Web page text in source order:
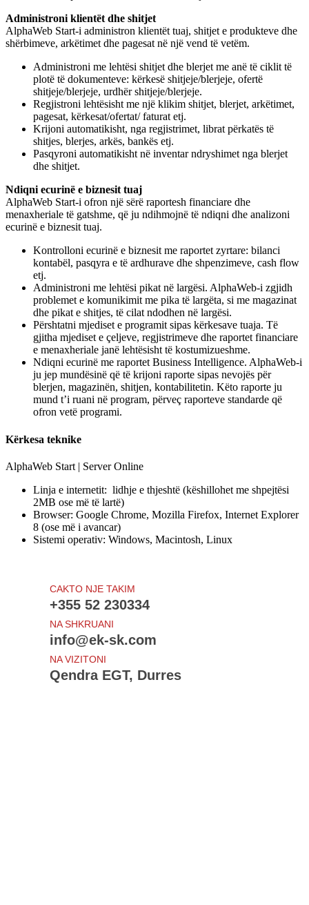
Administroni klientët dhe shitjet
AlphaWeb Start-i administron klientët tuaj, shitjet e produkteve dhe
shërbimeve, arkëtimet dhe pagesat në një vend të vetëm.
Administroni me lehtësi shitjet dhe blerjet me anë të ciklit të
plotë të dokumenteve: kërkesë shitjeje/blerjeje, ofertë
shitjeje/blerjeje, urdhër shitjeje/blerjeje.
Regjistroni lehtësisht me një klikim shitjet, blerjet, arkëtimet,
pagesat, kërkesat/ofertat/ faturat etj.
Krijoni automatikisht, nga regjistrimet, librat përkatës të
shitjes, blerjes, arkës, bankës etj.
Pasqyroni automatikisht në inventar ndryshimet nga blerjet
dhe shitjet.
Ndiqni ecurinë e biznesit tuaj
AlphaWeb Start-i ofron një sërë raportesh financiare dhe
menaxheriale të gatshme, që ju ndihmojnë të ndiqni dhe analizoni
ecurinë e biznesit tuaj.
Kontrolloni ecurinë e biznesit me raportet zyrtare: bilanci
kontabël, pasqyra e të ardhurave dhe shpenzimeve, cash flow
etj.
Administroni me lehtësi pikat në largësi. AlphaWeb-i zgjidh
problemet e komunikimit me pika të largëta, si me magazinat
dhe pikat e shitjes, të cilat ndodhen në largësi.
Përshtatni mjediset e programit sipas kërkesave tuaja. Të
gjitha mjediset e çeljeve, regjistrimeve dhe raportet financiare
e menaxheriale janë lehtësisht të kostumizueshme.
Ndiqni ecurinë me raportet Business Intelligence. AlphaWeb-i
ju jep mundësinë që të krijoni raporte sipas nevojës për
blerjen, magazinën, shitjen, kontabilitetin. Këto raporte ju
mund t’i ruani në program, përveç raporteve standarde që
ofron vetë programi.
Kërkesa teknike
AlphaWeb Start | Server Online
Linja e internetit: lidhje e thjeshtë (këshillohet me shpejtësi
2MB ose më të lartë)
Browser: Google Chrome, Mozilla Firefox, Internet Explorer
8 (ose më i avancar)
Sistemi operativ: Windows, Macintosh, Linux
CAKTO NJE TAKIM
+355 52 230334
NA SHKRUANI
info@ek-sk.com
NA VIZITONI
Qendra EGT, Durres